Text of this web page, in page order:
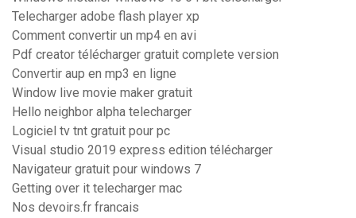
Telecharger adobe flash player xp
Comment convertir un mp4 en avi
Pdf creator télécharger gratuit complete version
Convertir aup en mp3 en ligne
Window live movie maker gratuit
Hello neighbor alpha telecharger
Logiciel tv tnt gratuit pour pc
Visual studio 2019 express edition télécharger
Navigateur gratuit pour windows 7
Getting over it telecharger mac
Nos devoirs.fr francais